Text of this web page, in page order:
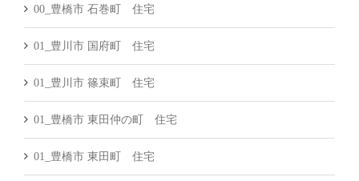
00_豊橋市 石巻町 住宅
01_豊川市 国府町 住宅
01_豊川市 篠束町 住宅
01_豊橋市 東田仲の町 住宅
01_豊橋市 東田町 住宅